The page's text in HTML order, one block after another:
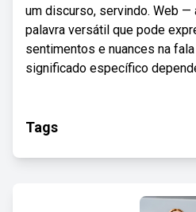
um discurso, servindo. Web —
palavra versátil que pode
sentimentos e nuances na
significado específico
Tags